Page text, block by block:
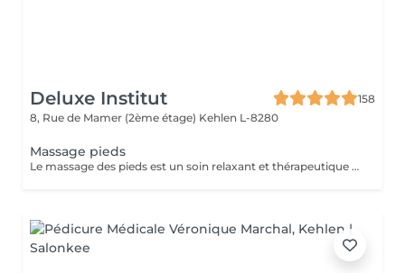
Deluxe Institut
158
8, Rue de Mamer (2ème étage) Kehlen L-8280
Massage pieds
Le massage des pieds est un soin relaxant et thérapeutique qui apporte de nombreux bienfaits tant pour le corps que pour l'esprit. En stimulant des points spécifiques sur les pieds, il aide à réduire les tensions et améliore la circulation sanguine.